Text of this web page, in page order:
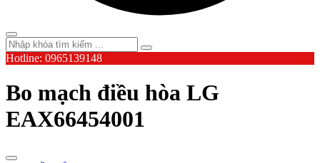
Hotline: 0965139148
Bo mạch điều hòa LG
EAX66454001